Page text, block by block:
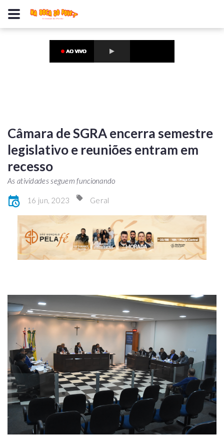
Câmara de SGRA encerra semestre
legislativo e reuniões entram em
recesso
As atividades seguem funcionando
16 jun, 2023 Geral